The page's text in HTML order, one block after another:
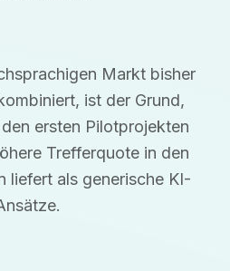
Markt bisher
ist der Grund,
ersten Pilotprojekten
Trefferquote in den
liefert als generische KI-